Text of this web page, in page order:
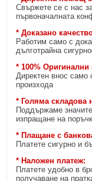
Свържете се с нас
първоначалната
* Доказано
Работим само с
дълготрайна
* 100% Оригинални
Директен внос само
произхода
* Голяма складова
Поддържаме
изпращане на
* Плащане с
Платете сигурно и
* Наложен платеж:
Платете удобно в
получаване на